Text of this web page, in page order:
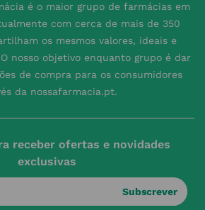
é o maior grupo de farmácias em
com cerca de mais de 350
os mesmos valores, ideais e
nosso objetivo enquanto grupo é dar
de compra para os consumidores
da nossafarmacia.pt.
receber ofertas e novidades
exclusivas
Subscrever